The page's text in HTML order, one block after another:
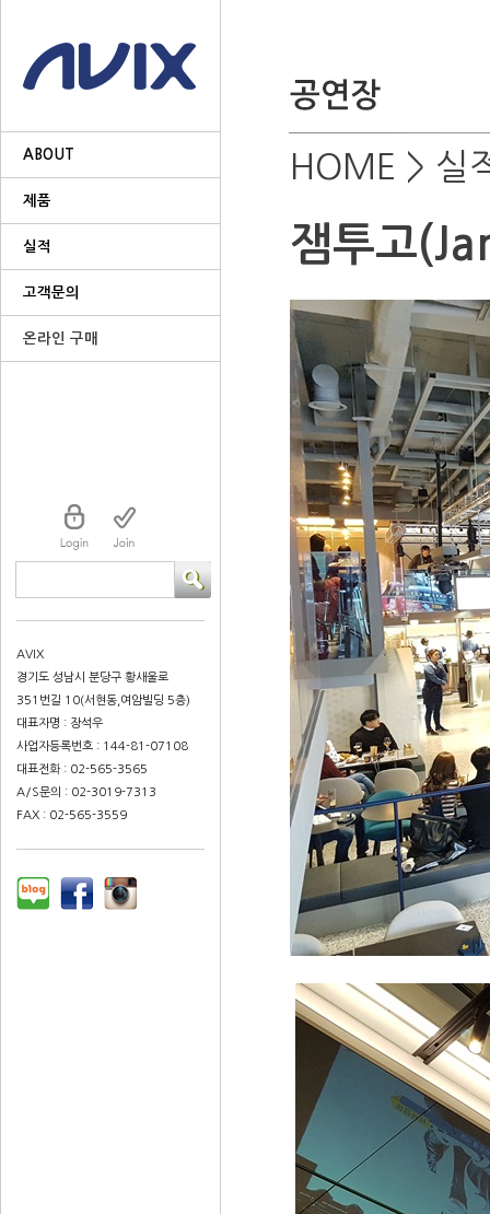
ABOUT
제품
실적
고객문의
온라인 구매
AVIX
경기도 성남시 분당구 황새울로
351번길 10(서현동,여암빌딩 5층)
대표자명 : 장석우
사업자등록번호 : 144-81-07108
대표전화 : 02-565-3565
A/S문의 : 02-3019-7313
FAX : 02-565-3559
HOME > 실
잼투고